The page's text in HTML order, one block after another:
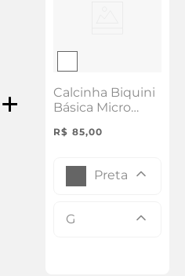
Calcinha Biquini
Básica Micro
R$ 85,00
Preta
G